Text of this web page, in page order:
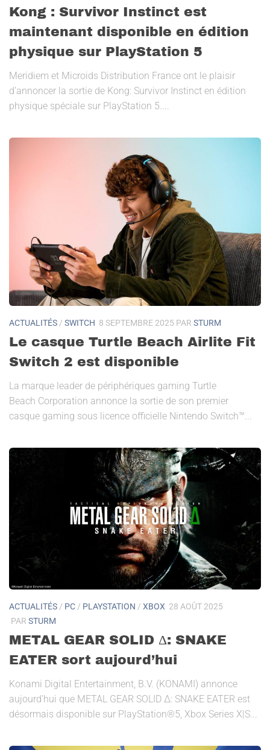
Kong : Survivor Instinct est
maintenant disponible en édition
physique sur PlayStation 5
Meridiem et Microids Distribution France ont le plaisir
d’annoncer la sortie de Kong: Survivor Instinct en édition
physique spéciale sur PlayStation 5....
ACTUALITÉS / SWITCH 8 SEPTEMBRE 2025 PAR STURM
Le casque Turtle Beach Airlite Fit
Switch 2 est disponible
La marque leader de périphériques gaming Turtle
Beach Corporation annonce la sortie de son premier
casque gaming sous licence officielle Nintendo Switch™...
ACTUALITÉS / PC / PLAYSTATION / XBOX 28 AOÛT 2025
PAR STURM
METAL GEAR SOLID Δ: SNAKE
EATER sort aujourd’hui
Konami Digital Entertainment, B.V. (KONAMI) annonce
aujourd’hui que METAL GEAR SOLID Δ: SNAKE EATER est
désormais disponible sur PlayStation®5, Xbox Series X|S...